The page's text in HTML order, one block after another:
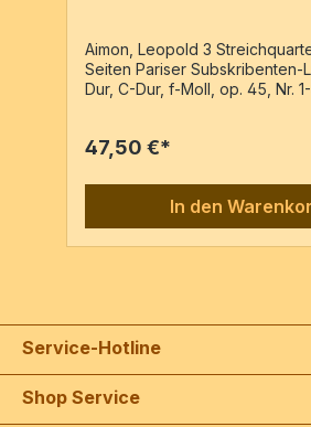
Aimon, Leopold 3
Seiten Pariser Subskribenten-
Dur, C-Dur, f-Moll, op. 45, Nr.
der Ausgabe: Paris : Pacini ,
47,50 €*
In den
Service-Hotline
Shop Service